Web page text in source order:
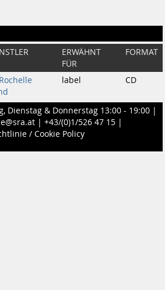
ERWÄHNT
FÜR
FORMAT
label CD
Dienstag & Donnerstag 13:00 - 19:00 |
| +43/(0)1/526 47 15 |
/ Cookie Policy